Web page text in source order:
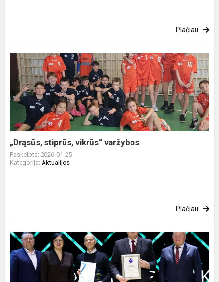
Plačiau
„Drąsūs,
stiprūs,
vikrūs“
varžybos
„Drąsūs, stiprūs, vikrūs“ varžybos
Paskelbta: 2026-01-25
Kategorija: Aktualijos
Plačiau
Mūsų
mokykla
–
I